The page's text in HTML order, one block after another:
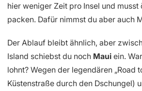
hier weniger Zeit pro Insel und musst
packen. Dafür nimmst du aber auch
Der Ablauf bleibt ähnlich, aber
Island schiebst du noch Maui ein.
lohnt? Wegen der legendären „Road
Küstenstraße durch den Dschungel)